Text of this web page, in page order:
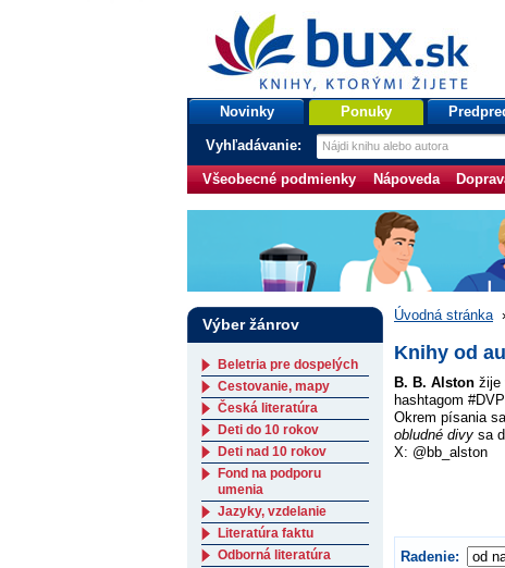
bux.sk
knihy, ktorými žijete
Úvodná stránka
Novinky Ponuky
Vyhľadávanie:
Všeobecné podmienky Nápoveda
Úvodná stránka ›
Knihy od
B. B. Alston žije
hashtagom
Okrem písania
obludné divy sa
X: @bb_alston
Radenie:
Výber žánrov
Beletria pre dospelých
Cestovanie, mapy
Česká literatúra
Deti do 10 rokov
Deti nad 10 rokov
Fond na podporu
umenia
Jazyky, vzdelanie
Literatúra faktu
Odborná literatúra